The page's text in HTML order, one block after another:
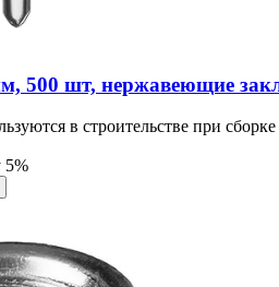
500 шт, нержавеющие
в строительстве при
5%